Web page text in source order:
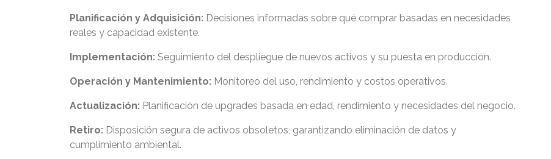
Planificación y Adquisición: Decisiones informadas sobre qué comprar basadas en necesidades
reales y capacidad existente.
Implementación: Seguimiento del despliegue de nuevos activos y su puesta en producción.
Operación y Mantenimiento: Monitoreo del uso, rendimiento y costos operativos.
Actualización: Planificación de upgrades basada en edad, rendimiento y necesidades del negocio.
Retiro: Disposición segura de activos obsoletos, garantizando eliminación de datos y
cumplimiento ambiental.